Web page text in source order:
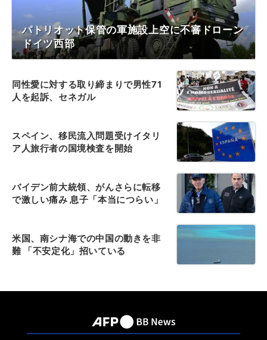
パトリオット保管の軍施設上空に不審ドローン
ドイツ西部
同性愛に対する取り締まりで男性71
人を起訴、セネガル
スペイン、移民流入問題受けイタリ
ア人旅行者の国境検査を開始
バイデン前大統領、がんさらに転移
で激しい痛み 息子「本当につらい」
米国、南シナ海での中国の動きを非
難 「不安定化」招いている